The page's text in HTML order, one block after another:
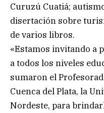
Curuzú Cuatiá;
disertación sobre
de varios libros.
«Estamos invitando a
a todos los niveles
sumaron el
Cuenca del Plata, la
Nordeste, para